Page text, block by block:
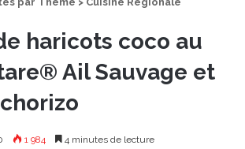
haricots coco au
Ail Sauvage et
1 984 4 minutes de lecture